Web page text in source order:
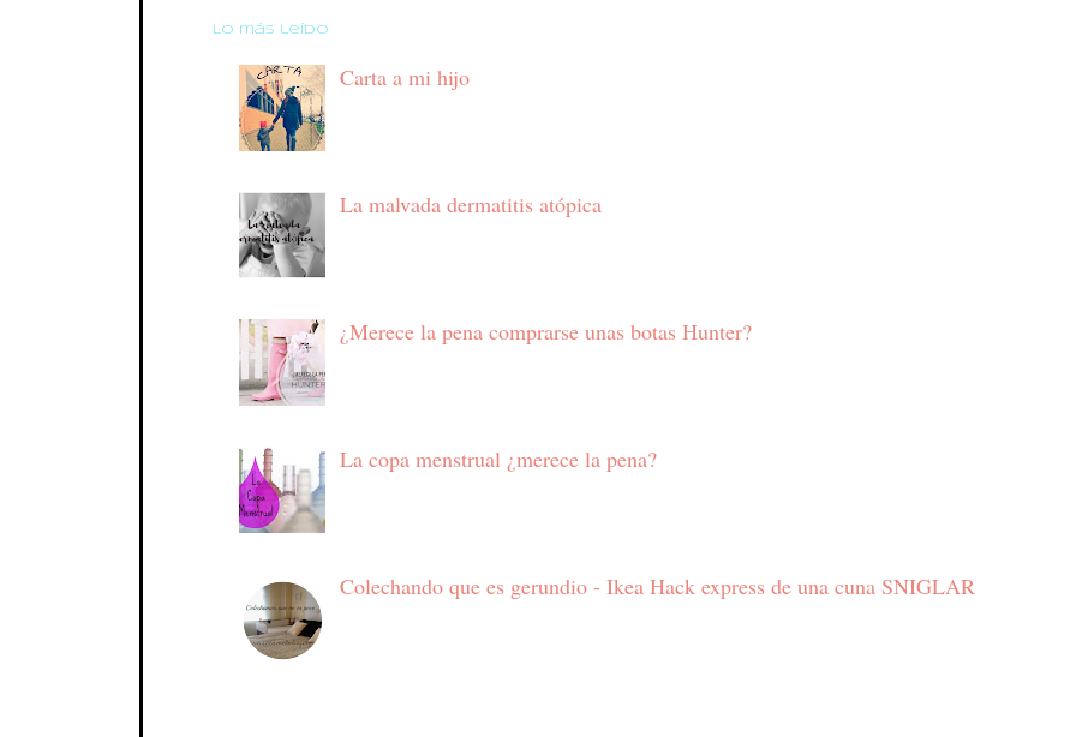
Lo más leído
Carta a mi hijo
La malvada dermatitis atópica
¿Merece la pena comprarse unas botas Hunter?
La copa menstrual ¿merece la pena?
Colechando que es gerundio - Ikea Hack express de una cuna SNIGLAR